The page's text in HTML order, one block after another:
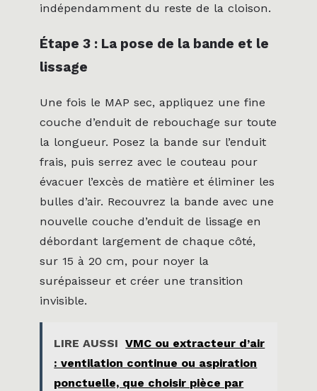
indépendamment du reste de la cloison.
Étape 3 : La pose de la bande et le
lissage
Une fois le MAP sec, appliquez une fine
couche d’enduit de rebouchage sur toute
la longueur. Posez la bande sur l’enduit
frais, puis serrez avec le couteau pour
évacuer l’excès de matière et éliminer les
bulles d’air. Recouvrez la bande avec une
nouvelle couche d’enduit de lissage en
débordant largement de chaque côté,
sur 15 à 20 cm, pour noyer la
surépaisseur et créer une transition
invisible.
LIRE AUSSI VMC ou extracteur d’air
: ventilation continue ou aspiration
ponctuelle, que choisir pièce par